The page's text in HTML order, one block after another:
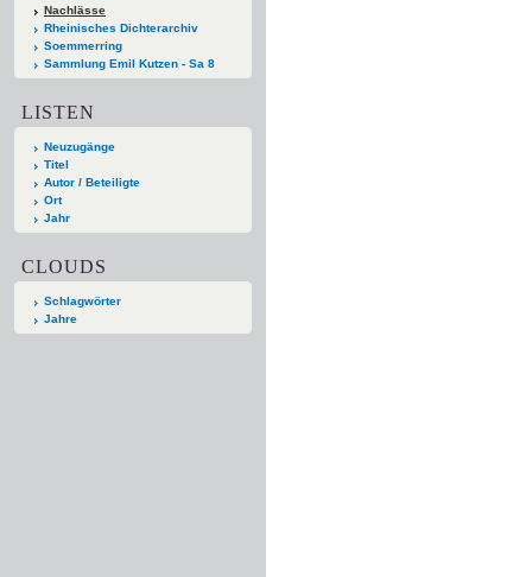
Nachlässe
Rheinisches Dichterarchiv
Soemmerring
Sammlung Emil Kutzen - Sa 8
LISTEN
Neuzugänge
Titel
Autor / Beteiligte
Ort
Jahr
CLOUDS
Schlagwörter
Jahre